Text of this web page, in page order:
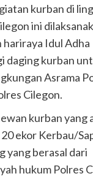
kurban di
ini
Idul Adha
daging kurban
Asrama
Cilegon.
kurban yang
ekor Kerbau/
yang berasal dari
hukum Polres